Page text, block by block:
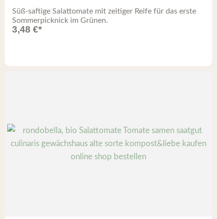
Süß-saftige Salattomate mit zeitiger Reife für das erste
Sommerpicknick im Grünen.
3,48 €*